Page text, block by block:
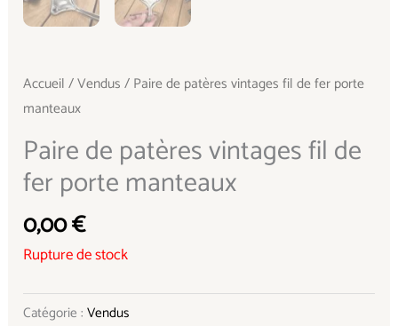
Accueil /Vendus / Paire de patères vintages fil de fer porte
manteaux
Paire de patères vintages fil de
fer porte manteaux
0,00€
Rupture de stock
Catégorie :Vendus